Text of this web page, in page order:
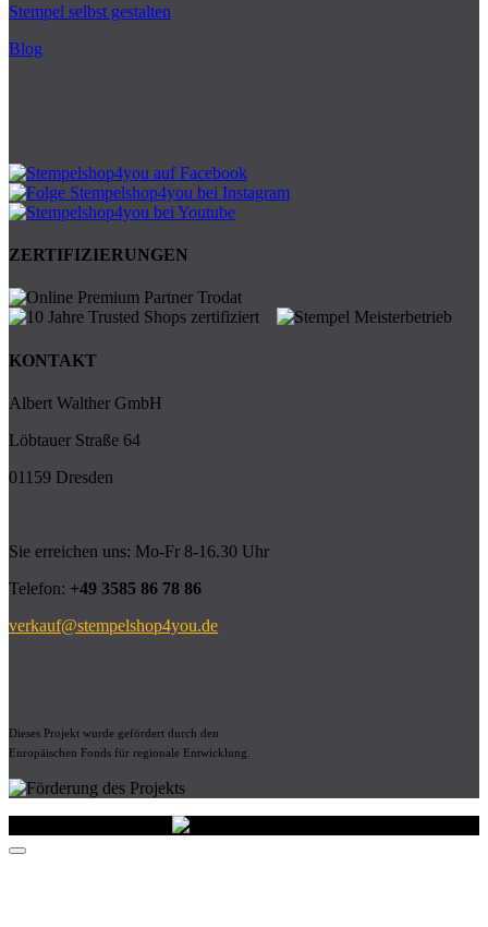
Stempel selbst gestalten
Blog
ZERTIFIZIERUNGEN
KONTAKT
Albert Walther GmbH
Löbtauer Straße 64
01159 Dresden
Sie erreichen uns: Mo-Fr 8-16.30 Uhr
Telefon: +49 3585 86 78 86
verkauf@stempelshop4you.de
Dieses Projekt wurde gefördert durch den
Europäischen Fonds für regionale Entwicklung.